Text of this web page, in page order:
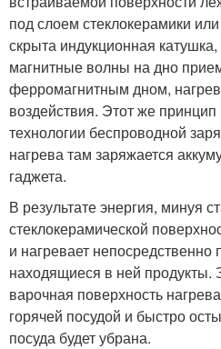
под слоем стеклокерамики
скрыта индукционная
магнитные волны на дно
ферромагнитным дном,
воздействия. Этот же принцип
технологии беспроводной
нагрева там заряжается
гаджета.
В результате энергия, минуя
стеклокерамической
и нагревает непосредственно
находящиеся в ней продукты.
варочная поверхность
горячей посудой и быстро
посуда будет убрана.